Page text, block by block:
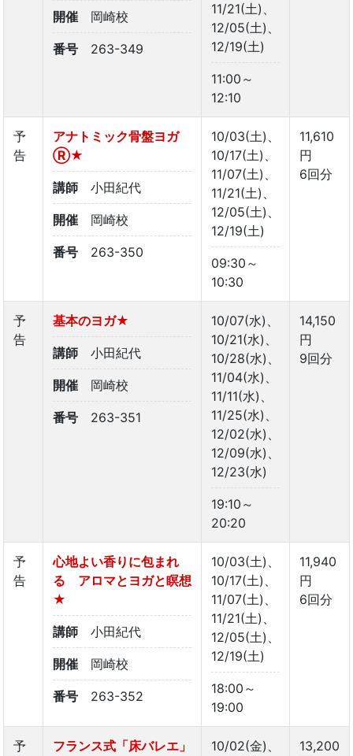
開催 岡崎校
番号 263-349
11/21(土)、
12/05(土)、
12/19(土)
11:00～
12:10
予
告
アナトミック骨盤ヨガ
Ⓡ★
講師 小田紀代
開催 岡崎校
番号 263-350
10/03(土)、
10/17(土)、
11/07(土)、
11/21(土)、
12/05(土)、
12/19(土)
09:30～
10:30
11,610
円
6回分
予
告
基本のヨガ★
講師 小田紀代
開催 岡崎校
番号 263-351
10/07(水)、
10/21(水)、
10/28(水)、
11/04(水)、
11/11(水)、
11/25(水)、
12/02(水)、
12/09(水)、
12/23(水)
19:10～
20:20
14,150
円
9回分
予
告
心地よい香りに包まれ
る アロマとヨガと瞑想
★
講師 小田紀代
開催 岡崎校
番号 263-352
10/03(土)、
10/17(土)、
11/07(土)、
11/21(土)、
12/05(土)、
12/19(土)
18:00～
19:00
11,940
円
6回分
予
フランス式「床バレエ」
10/02(金)、
13,200